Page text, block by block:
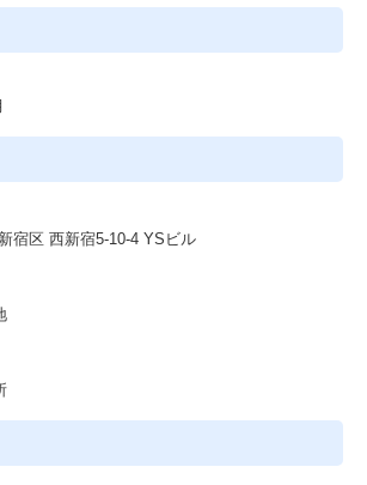
く仕送りがしたい」と我武者羅に頑張る東南
触り感のあるソーシャルな仕事！
拠点で外国人社員比率40%のグローバルスタ
ルな視座で仕事ができる！
移民マーケットに挑み、松屋やギンビスなど
取引、1,000人以上を紹介。年商2億円突破！
ンドネシア現地入社研修がございます。
前授業、ローカルホームステイなど）
：
に対して必須達成で+1万円/月〜標準達成で
で+3万円/月
目標に対して必須達成で+1万円/月〜標準達
達成で+3万円/月
宿区 西新宿5-10-4 YSビル